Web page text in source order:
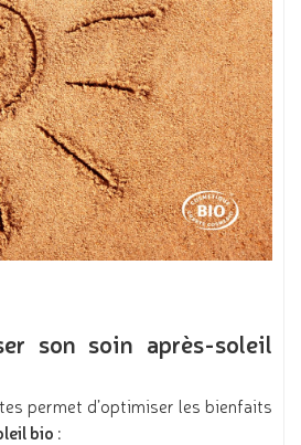
son soin après-soleil
permet d’optimiser les bienfaits
bio :